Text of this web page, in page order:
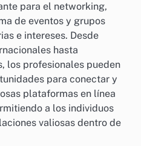
para el networking,
de eventos y grupos
e intereses. Desde
hasta
los profesionales pueden
para conectar y
plataformas en línea
a los individuos
valiosas dentro de